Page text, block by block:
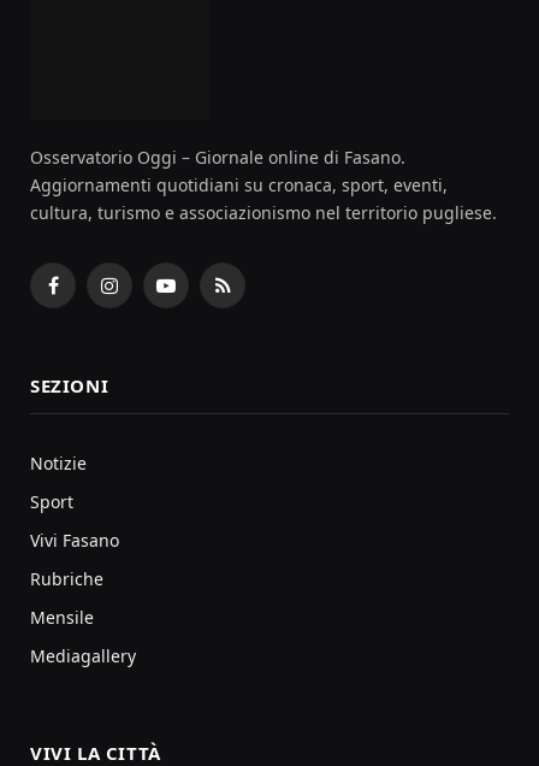
Osservatorio Oggi – Giornale online di Fasano.
Aggiornamenti quotidiani su cronaca, sport, eventi,
cultura, turismo e associazionismo nel territorio pugliese.
FacebookInstagramYouTubeRSS
SEZIONI
Notizie
Sport
Vivi Fasano
Rubriche
Mensile
Mediagallery
VIVI LA CITTÀ